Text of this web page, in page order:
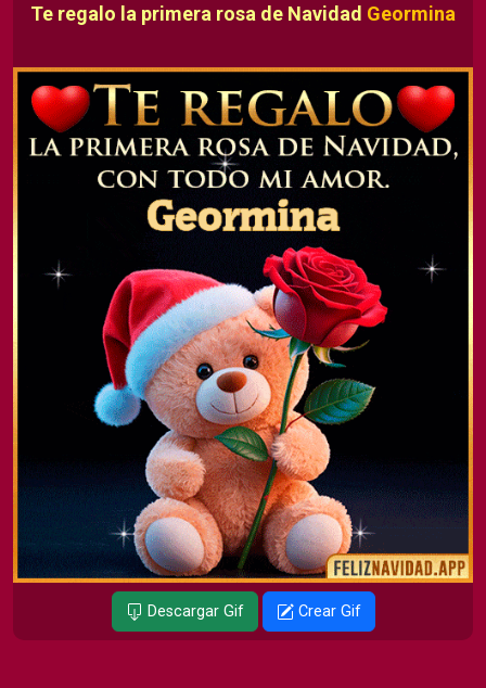
Te regalo la primera rosa de Navidad Geormina
Descargar Gif Crear Gif